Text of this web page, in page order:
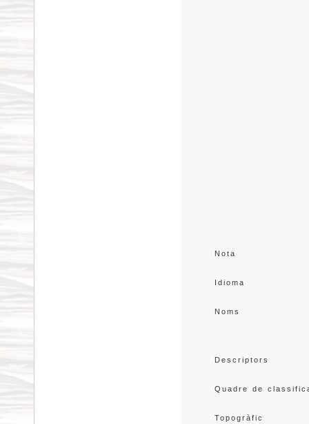
Nota
Idioma
Noms
Descriptors
Quadre de
Topogràfic